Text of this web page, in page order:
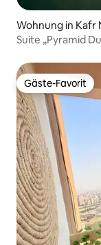
Wohnung in Kafr
Suite „Pyramid
Gäste-Favorit
Gäste-Favorit